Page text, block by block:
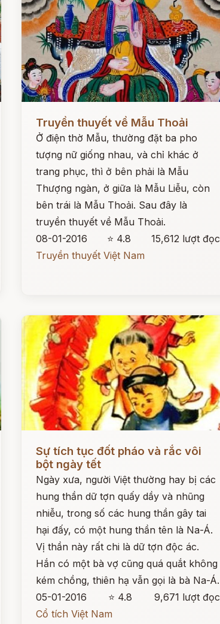
Đọc ngay
Truyền thuyết về Mẫu Thoải
Ở điện thờ Mẫu, thường đặt ba pho
tượng nữ giống nhau, và chỉ khác ở
trang phục, thì ở bên phải là Mẫu
Thượng ngàn, ở giữa là Mẫu Liễu, còn
bên trái là Mẫu Thoải. Sau đây là
truyền thuyết về Mẫu Thoải.
08-01-2016
⭐ 4.8
15,612 lượt đọc
Truyền thuyết Việt Nam
Sự tích tục đốt pháo và rắc vôi
bột ngày tết
Ngày xưa, người Việt thường hay bị các
hung thần dữ tợn quấy dầy và nhũng
nhiễu, trong số các hung thần gây tai
hại đấy, có một hung thần tên là Na-Á.
Vị thần này rất chi là dữ tợn độc ác.
Hắn có một bà vợ cũng quá quắt không
kém chồng, thiên hạ vẫn gọi là bà Na-Á.
05-01-2016
⭐ 4.8
9,671 lượt đọc
Cổ tích Việt Nam